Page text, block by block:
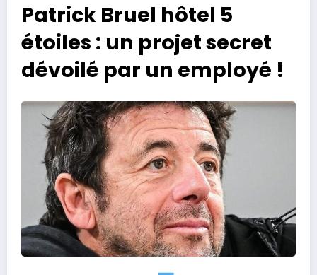
Patrick Bruel hôtel 5
étoiles : un projet secret
dévoilé par un employé !